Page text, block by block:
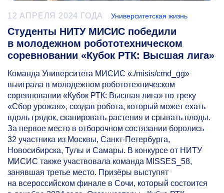
12 АПРЕЛЯ 2024 ГОДА Университетская жизнь
Студенты НИТУ МИСИС победили
в молодежном робототехническом
соревновании «Кубок РТК: Высшая лига»
Команда Университета МИСИС «./misis/cmd_gg»
выиграла в молодежном робототехническом
соревновании «Кубок РТК: Высшая лига» по треку
«Сбор урожая», создав робота, который может ехать
вдоль грядок, сканировать растения и срывать плоды.
За первое место в отборочном состязании боролись
32 участника из Москвы, Санкт-Петербурга,
Новосибирска, Тулы и Самары. В конкурсе от НИТУ
МИСИС также участвовала команда MISSES_58,
занявшая третье место. Призёры выступят
на всероссийском финале в Сочи, который состоится